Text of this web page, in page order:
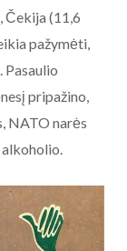
Čekija (11,6
pažymėti,
Pasaulio
pripažino,
NATO narės